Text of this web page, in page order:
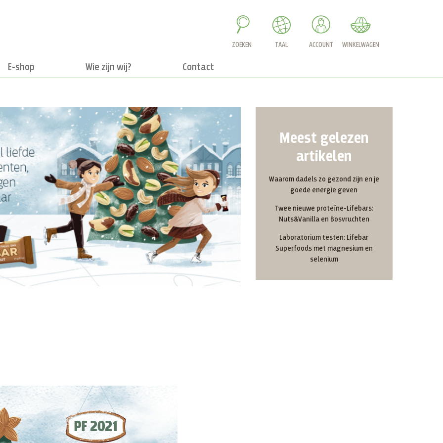
ZOEKEN TAAL ACCOUNT WINKELWAGEN
E-shop Wie zijn wij? Contact
Meest gelezen
artikelen
Waarom dadels zo gezond zijn en je
goede energie geven
Twee nieuwe proteïne-Lifebars:
Nuts&Vanilla en Bosvruchten
Laboratorium testen: Lifebar
Superfoods met magnesium en
selenium